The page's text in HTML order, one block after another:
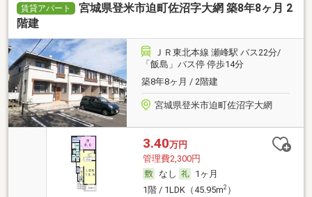
賃貸アパート
宮城県登米市迫町佐沼字大網 築8年8ヶ月 2
階建
ＪＲ東北本線 瀬峰駅 バス22分/
「飯島」バス停 停歩14分
築8年8ヶ月 / 2階建
宮城県登米市迫町佐沼字大網
3.40万円
管理費2,300円
なし
1ヶ月
1階 / 1LDK（45.95m2）